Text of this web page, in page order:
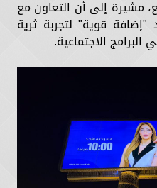
إلى أن التعاون مع
"إضافة قوية" لتجربة ثرية
الاجتماعية.